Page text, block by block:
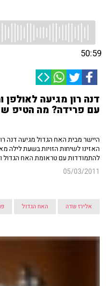
50:59
דנה רון מגיעה
עם פרידה? מה הטיפ
היישר מבית האח הגדול מגיעה דנה
האזינו לשיחות הזויות בשעת לילה
להתמודדות עם טראומת האח הגדול
05/03/2011
אלירז שדה האח הגדול